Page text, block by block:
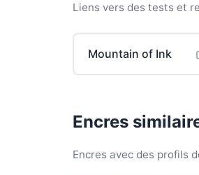
Liens vers des tests et
Mountain of Ink
Encres
Encres avec des profils